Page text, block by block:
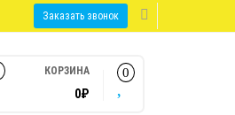
Заказать звонок
КОРЗИНА
0₽
0